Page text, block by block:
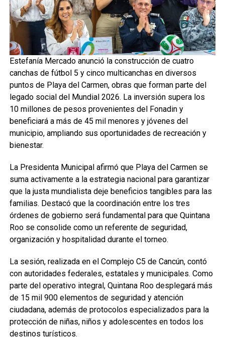
Estefanía Mercado anunció la construcción de cuatro
canchas de fútbol 5 y cinco multicanchas en diversos
puntos de Playa del Carmen, obras que forman parte del
legado social del Mundial 2026. La inversión supera los
10 millones de pesos provenientes del Fonadin y
beneficiará a más de 45 mil menores y jóvenes del
municipio, ampliando sus oportunidades de recreación y
bienestar.
La Presidenta Municipal afirmó que Playa del Carmen se
suma activamente a la estrategia nacional para garantizar
que la justa mundialista deje beneficios tangibles para las
familias. Destacó que la coordinación entre los tres
órdenes de gobierno será fundamental para que Quintana
Roo se consolide como un referente de seguridad,
organización y hospitalidad durante el torneo.
La sesión, realizada en el Complejo C5 de Cancún, contó
con autoridades federales, estatales y municipales. Como
parte del operativo integral, Quintana Roo desplegará más
de 15 mil 900 elementos de seguridad y atención
ciudadana, además de protocolos especializados para la
protección de niñas, niños y adolescentes en todos los
destinos turísticos.